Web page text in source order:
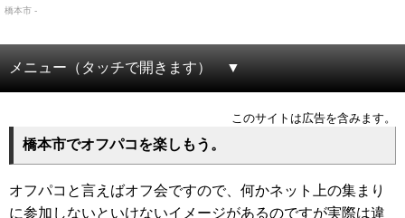
橋本市 -
メニュー（タッチで開きます）
このサイトは広告を含みます。
橋本市でオフパコを楽しもう。
オフパコと言えばオフ会ですので、何かネット上の集まり
に参加しないといけないイメージがあるのですが実際は違